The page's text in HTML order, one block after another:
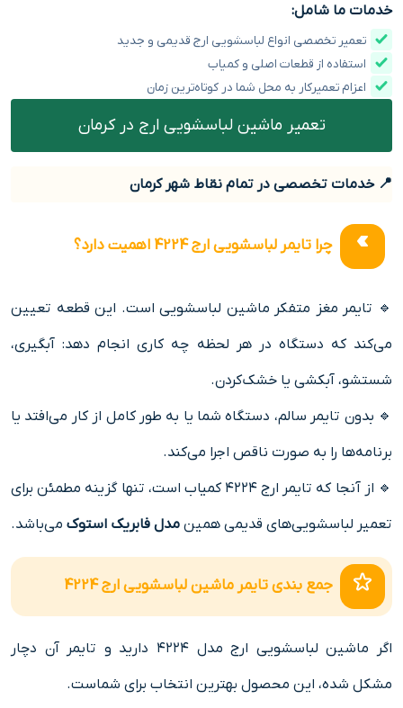
خدمات ما شامل:
تعمیر تخصصی انواع لباسشویی ارج قدیمی و جدید
استفاده از قطعات اصلی و کمیاب
اعزام تعمیرکار به محل شما در کوتاه‌ترین زمان
تعمیر ماشین لباسشویی ارج در کرمان
📍 خدمات تخصصی در تمام نقاط شهر کرمان
چرا تایمر لباسشویی ارج 4224 اهمیت دارد؟
🔹 تایمر مغز متفکر ماشین لباسشویی است. این قطعه تعیین
می‌کند که دستگاه در هر لحظه چه کاری انجام دهد: آبگیری،
شستشو، آبکشی یا خشک‌کردن.
🔹 بدون تایمر سالم، دستگاه شما یا به طور کامل از کار می‌افتد یا
برنامه‌ها را به صورت ناقص اجرا می‌کند.
🔹 از آنجا که تایمر ارج ۴۲۲۴ کمیاب است، تنها گزینه مطمئن برای
تعمیر لباسشویی‌های قدیمی همین مدل فابریک استوک می‌باشد.
جمع بندی تایمر ماشین لباسشویی ارج 4224
اگر ماشین لباسشویی ارج مدل ۴۲۲۴ دارید و تایمر آن دچار
مشکل شده، این محصول بهترین انتخاب برای شماست.